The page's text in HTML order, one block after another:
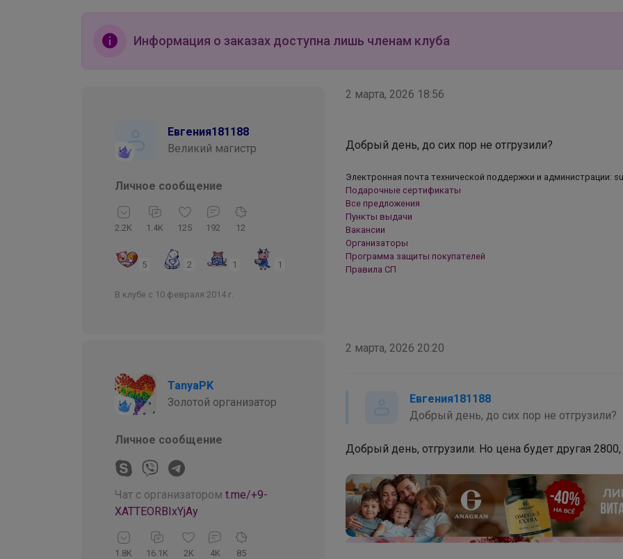
Информация о заказах доступна лишь членам клуба
Евгения181188
Великий магистр
Личное сообщение
2.2K 1.4K 125 192 12
5 2 1 1
В клубе с 10 февраля 2014 г.
2 марта, 2026 18:56
Добрый день, до сих пор не отгрузили?
Электронная почта технической поддержки и администрации:
Подарочные сертификаты
Все предложения
Пункты выдачи
Вакансии
Организаторы
Программа защиты покупателей
Правила СП
TanyaPK
Золотой организатор
Личное сообщение
Чат с организатором t.me/+9-
XATTEORBIxYjAy
1.8K 16.1K 2K 4K 85
2 марта, 2026 20:20
Евгения181188
Добрый день, до сих пор не отгрузили?
Добрый день, отгрузили. Но цена будет другая 2800,
Удобные брюки, изящные сарафаны,